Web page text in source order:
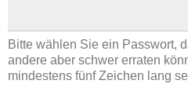
Bitte wählen Sie ein Passwort,
andere aber schwer erraten
mindestens fünf Zeichen lang